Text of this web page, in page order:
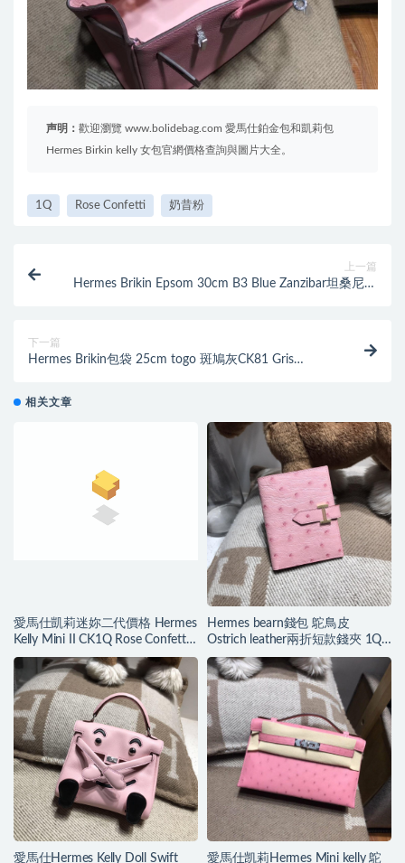
声明： 歡迎瀏覽 www.bolidebag.com 愛馬仕鉑金包和凱莉包
Hermes Birkin kelly 女包官網價格查詢與圖片大全。
1Q Rose Confetti 奶昔粉
上一篇
Hermes Brikin Epsom 30cm B3 Blue Zanzibar坦桑尼亞
下一篇
Hermes Brikin包袋 25cm togo 斑鳩灰CK81 Gris
相关文章
愛馬仕凱莉迷妳二代價格 Hermes
Kelly Mini II CK1Q Rose Confetti
奶昔粉
Hermes bearn錢包 鴕鳥皮
Ostrich leather兩折短款錢夾 1Q
奶昔粉
愛馬仕Hermes Kelly Doll Swift
愛馬仕凯莉Hermes Mini kelly 鴕